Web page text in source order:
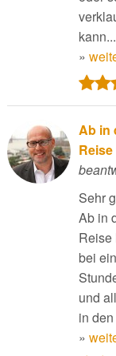
kann...
»
Ab in
Sehr
Ab in
Reise
bei
und
in
»